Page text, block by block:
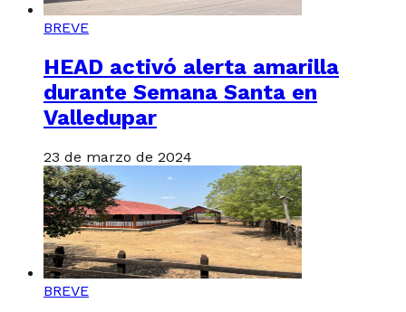
BREVE
HEAD activó alerta amarilla
durante Semana Santa en
Valledupar
23 de marzo de 2024
BREVE